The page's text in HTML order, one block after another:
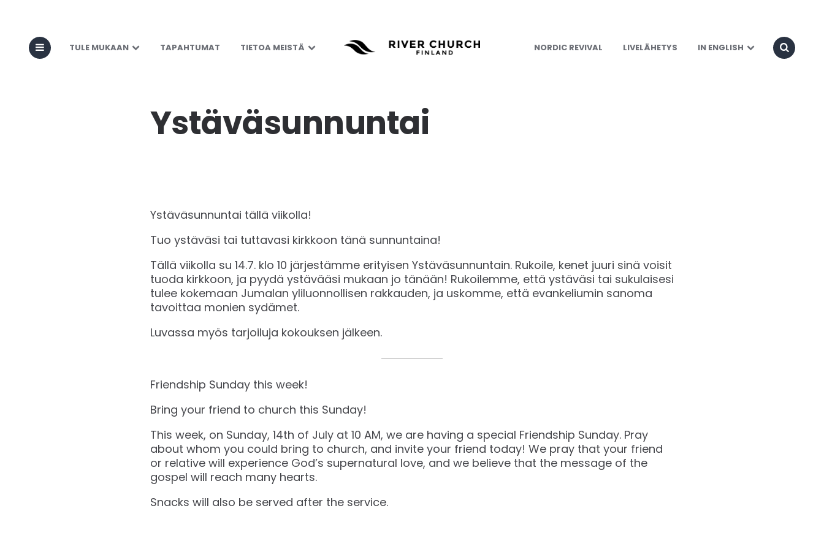
TULE MUKAAN TAPAHTUMAT TIETOA MEISTÄ NORDIC REVIVAL LIVELÄHETYS IN ENGLISH
Ystäväsunnuntai
Ystäväsunnuntai tällä viikolla!
Tuo ystäväsi tai tuttavasi kirkkoon tänä sunnuntaina!
Tällä viikolla su 14.7. klo 10 järjestämme erityisen Ystäväsunnuntain. Rukoile, kenet juuri sinä voisit
tuoda kirkkoon, ja pyydä ystävääsi mukaan jo tänään! Rukoilemme, että ystäväsi tai sukulaisesi
tulee kokemaan Jumalan yliluonnollisen rakkauden, ja uskomme, että evankeliumin sanoma
tavoittaa monien sydämet.
Luvassa myös tarjoiluja kokouksen jälkeen.
Friendship Sunday this week!
Bring your friend to church this Sunday!
This week, on Sunday, 14th of July at 10 AM, we are having a special Friendship Sunday. Pray
about whom you could bring to church, and invite your friend today! We pray that your friend
or relative will experience God’s supernatural love, and we believe that the message of the
gospel will reach many hearts.
Snacks will also be served after the service.